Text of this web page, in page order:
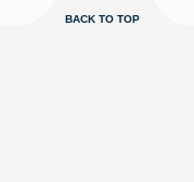
BACK TO TOP